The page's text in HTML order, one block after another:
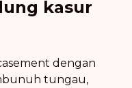
kasur
dengan
tungau,